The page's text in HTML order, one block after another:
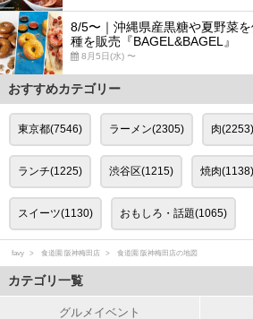
8/5〜｜沖縄県産黒糖や夏野菜
種を販売『BAGEL&BAGEL』
8月5日(水) 〜
おすすめカテゴリー
東京都(7546) ラーメン(2305) 肉(2253)
ランチ(1225) 渋谷区(1215) 焼肉(1138)
スイーツ(1130) おもしろ・話題(1065)
favy 食道園 阪神梅田店 食道園 阪神梅田店の地図
カテゴリ一覧
グルメイベント